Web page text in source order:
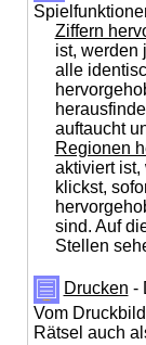
Ziffern
ist, werden
alle
auftaucht
Regionen
aktiviert ist,
klickst,
sind. Auf
Stellen
Drucken -
Vom
Rätsel auch